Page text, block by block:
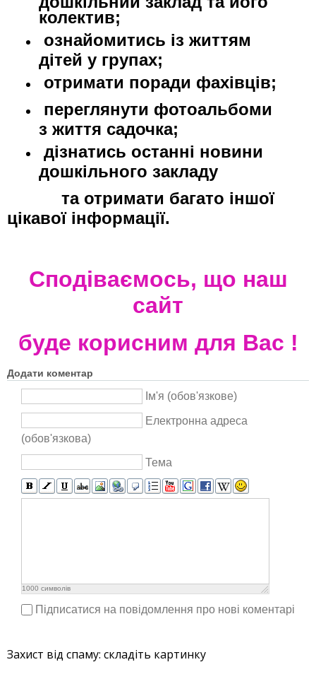
колектив;
ознайомитись із життям
дітей у групах;
отримати поради фахівців;
переглянути фотоальбоми
з життя садочка;
дізнатись останні новини
дошкільного закладу
та отримати багато іншої
цікавої інформації.
Сподіваємось, що наш
сайт
буде корисним для Вас !
Додати коментар
Ім'я (обов'язкове)
Електронна адреса
(обов'язкова)
Тема
1000 символів
Підписатися на повідомлення про нові коментарі
Захист від спаму: складіть картинку